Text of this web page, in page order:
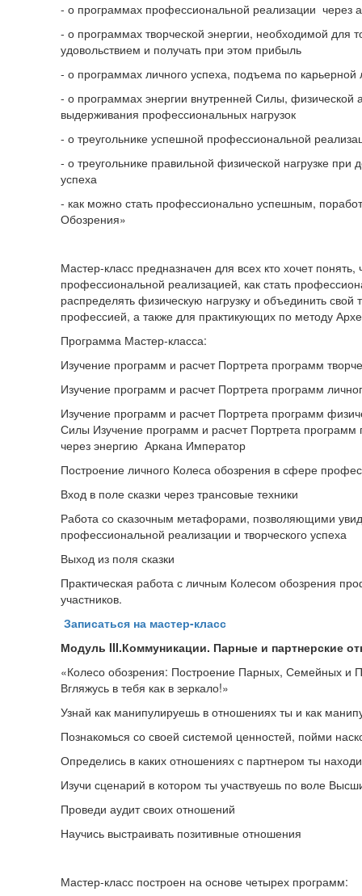
- о программах профессиональной реализации через
- о программах творческой энергии, необходимой для
удовольствием и получать при этом прибыль
- о программах личного успеха, подъема по карьерной
- о программах энергии внутренней Силы, физической
выдерживания профессиональных нагрузок
- о треугольнике успешной профессиональной
- о треугольнике правильной физической нагрузке
успеха
- как можно стать профессионально успешным,
Обозрения»
Мастер-класс предназначен для всех кто хочет понять,
профессиональной реализацией, как стать
распределять физическую нагрузку и объединить свой
профессией, а также для практикующих по методу
Программа Мастер-класса:
Изучение программ и расчет Портрета программ
Изучение программ и расчет Портрета программ
Изучение программ и расчет Портрета программ
Силы Изучение программ и расчет Портрета
через энергию Аркана Император
Построение личного Колеса обозрения в сфере
Вход в поле сказки через трансовые техники
Работа со сказочным метафорами, позволяющими
профессиональной реализации и творческого успеха
Выход из поля сказки
Практическая работа с личным Колесом обозрения
участников.
Записаться на мастер-класс
Модуль III.Коммуникации. Парные и партнерские
«Колесо обозрения: Построение Парных, Семейных и
Вгляжусь в тебя как в зеркало!»
Узнай как манипулируешь в отношениях ты и как
Познакомься со своей системой ценностей, пойми
Определись в каких отношениях с партнером ты
Изучи сценарий в котором ты участвуешь по воле
Проведи аудит своих отношений
Научись выстраивать позитивные отношения
Мастер-класс построен на основе четырех программ: